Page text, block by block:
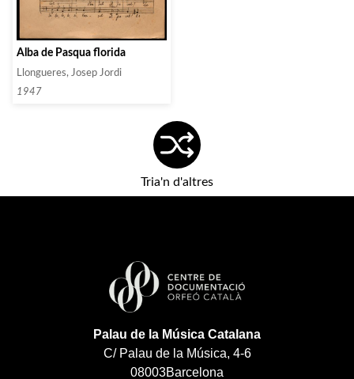
Alba de Pasqua florida
Llongueres, Josep Jordi
1947
Tria'n d'altres
Palau de la Música Catalana
C/ Palau de la Música, 4-6
08003Barcelona